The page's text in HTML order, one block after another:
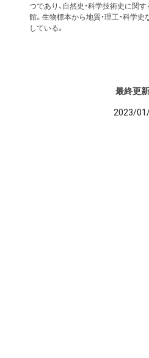
つであり、自然史・科学技術史に関
館。生物標本から地質・理工・科学
している。
最終更
2023/